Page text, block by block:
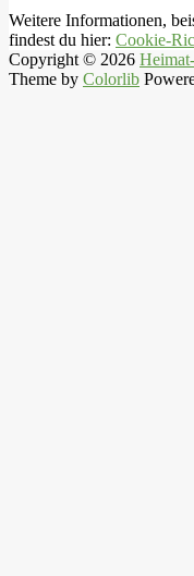
Weitere Informationen,
findest du hier: Cookie-
Copyright © 2026
Theme by Colorlib